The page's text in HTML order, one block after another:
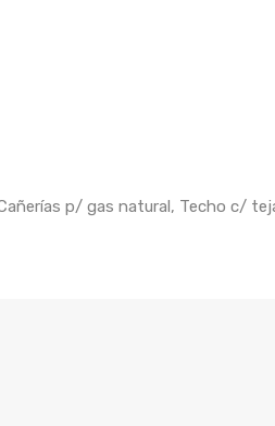
p/ gas natural, Techo c/